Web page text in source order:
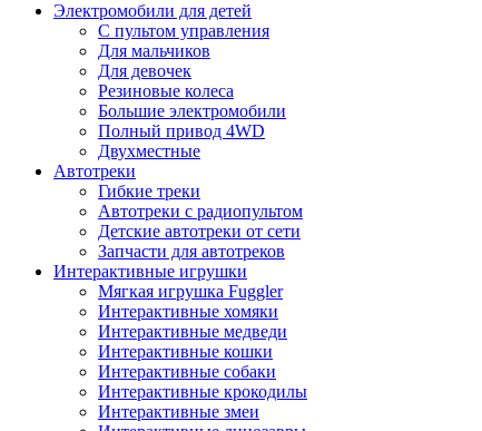
Электромобили для детей
С пультом управления
Для мальчиков
Для девочек
Резиновые колеса
Большие электромобили
Полный привод 4WD
Двухместные
Автотреки
Гибкие треки
Автотреки с радиопультом
Детские автотреки от сети
Запчасти для автотреков
Интерактивные игрушки
Мягкая игрушка Fuggler
Интерактивные хомяки
Интерактивные медведи
Интерактивные кошки
Интерактивные собаки
Интерактивные крокодилы
Интерактивные змеи